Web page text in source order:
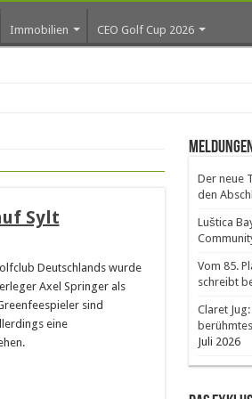
Immobilien CEO Golf Cup 2026
Sylt
Deutschlands wurde
Axel Springer als
sind
eine
Der neue
den
Luštica
Vom 85.
schreibt
Claret
Juli 2026